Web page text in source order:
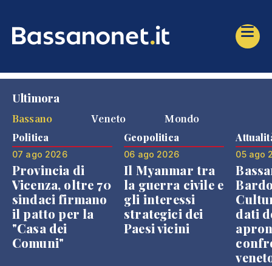
Ultimora
Bassano
Veneto Mondo
Politica
07 ago 2026
Provincia di
Vicenza, oltre 70
sindaci firmano
il patto per la
"Casa dei
Comuni"
Geopolitica
06 ago 2026
Il Myanmar tra
la guerra civile e
gli interessi
strategici dei
Paesi vicini
05 ago
dati